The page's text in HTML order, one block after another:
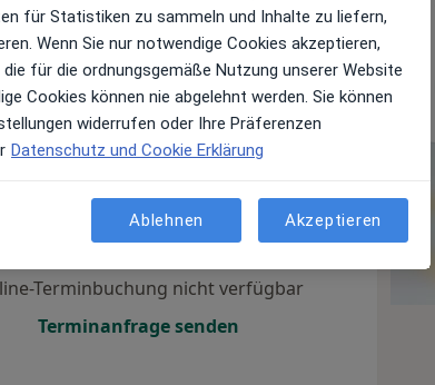
10 Aug 11 Aug
Terminbuchung nicht verfügbar
Terminanfrage senden
für Statistiken zu sammeln und Inhalte zu liefern,
Wenn Sie nur notwendige Cookies akzeptieren,
für die ordnungsgemäße Nutzung unserer Website
Cookies können nie abgelehnt werden. Sie können
widerrufen oder Ihre Präferenzen
Datenschutz und Cookie Erklärung
Ablehnen Akzeptieren